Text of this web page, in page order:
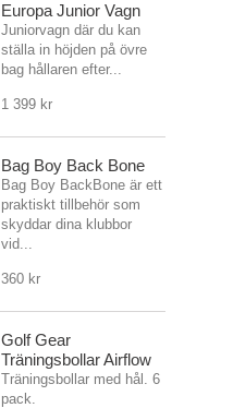
Europa Junior Vagn
Juniorvagn där du kan
ställa in höjden på övre
bag hållaren efter...
1 399 kr
Bag Boy Back Bone
Bag Boy BackBone är ett
praktiskt tillbehör som
skyddar dina klubbor
vid...
360 kr
Golf Gear
Träningsbollar Airflow
Träningsbollar med hål. 6
pack.